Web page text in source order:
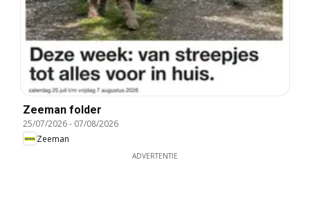
Zeeman folder
25/07/2026- 07/08/2026
Zeeman
ADVERTENTIE